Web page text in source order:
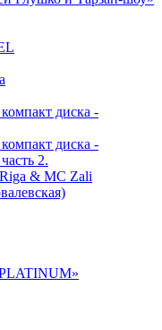
диска -
диска -
2.
& MC Zali